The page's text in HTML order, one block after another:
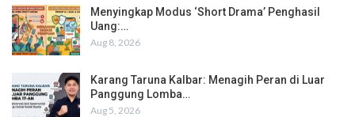
Menyingkap Modus ‘Short Drama’ Penghasil
Uang:…
Aug 8, 2026
Karang Taruna Kalbar: Menagih Peran di Luar
Panggung Lomba…
Aug 5, 2026